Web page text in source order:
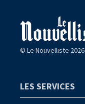
© Le Nouvelliste 2026
LES SERVICES